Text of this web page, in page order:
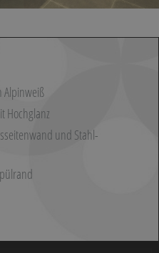
Alpinweiß
Hochglanz
und Stahl-